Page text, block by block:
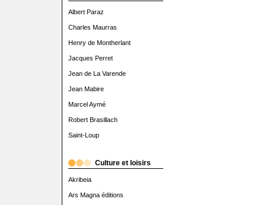
Albert Paraz
Charles Maurras
Henry de Montherlant
Jacques Perret
Jean de La Varende
Jean Mabire
Marcel Aymé
Robert Brasillach
Saint-Loup
Culture et loisirs
Akribeia
Ars Magna éditions